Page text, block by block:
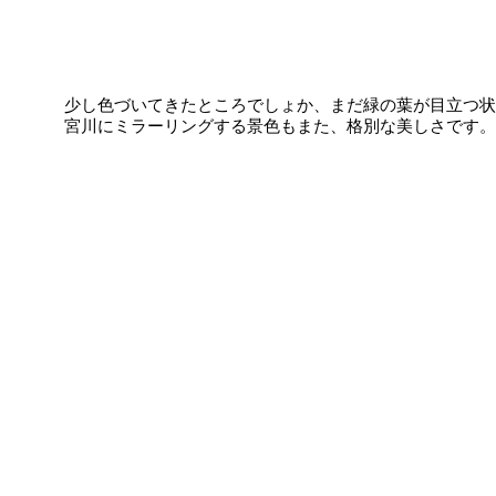
少し色づいてきたところでしょか、まだ緑の葉が目立つ
宮川にミラーリングする景色もまた、格別な美しさです。